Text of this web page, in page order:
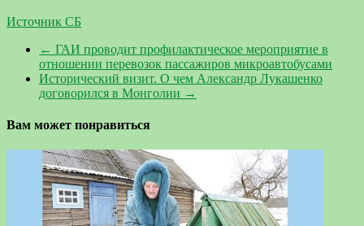
Источник СБ
← ГАИ проводит профилактическое мероприятие в
отношении перевозок пассажиров микроавтобусами
Исторический визит. О чем Александр Лукашенко
договорился в Монголии →
Вам может понравиться